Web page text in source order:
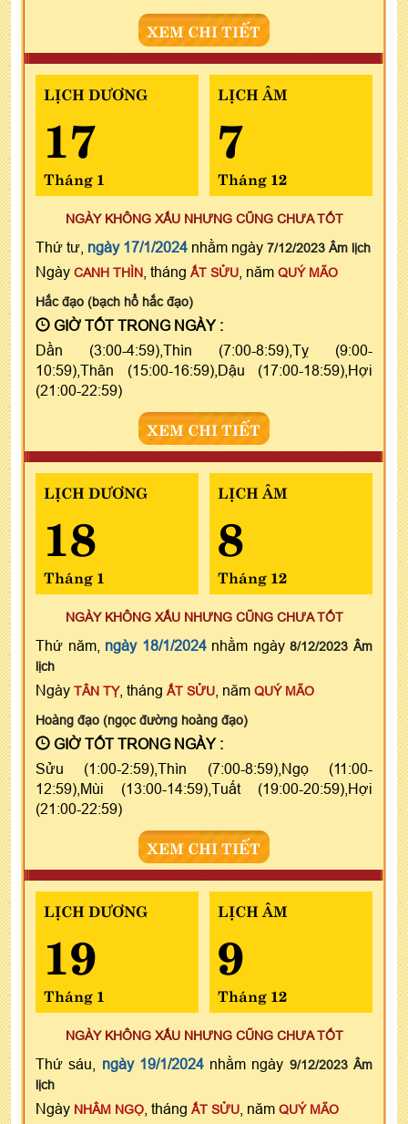
XEM CHI TIẾT
LỊCH DƯƠNG
17
Tháng 1
LỊCH ÂM
7
Tháng 12
NGÀY KHÔNG XẤU NHƯNG CŨNG CHƯA TỐT
Thứ tư, ngày 17/1/2024 nhằm ngày 7/12/2023 Âm lịch
Ngày CANH THÌN , tháng ẤT SỬU , năm QUÝ MÃO
Hắc đạo (bạch hổ hắc đạo)
GIỜ TỐT TRONG NGÀY :
Dần (3:00-4:59),Thìn (7:00-8:59),Tỵ (9:00-
10:59),Thân (15:00-16:59),Dậu (17:00-18:59),Hợi
(21:00-22:59)
XEM CHI TIẾT
LỊCH DƯƠNG
18
Tháng 1
LỊCH ÂM
8
Tháng 12
NGÀY KHÔNG XẤU NHƯNG CŨNG CHƯA TỐT
Thứ năm, ngày 18/1/2024nhằm ngày8/12/2023 Âm
lịch
Ngày TÂN TỴ, tháng ẤT SỬU , năm QUÝ MÃO
Hoàng đạo (ngọc đường hoàng đạo)
GIỜ TỐT TRONG NGÀY :
Sửu (1:00-2:59),Thìn (7:00-8:59),Ngọ (11:00-
12:59),Mùi (13:00-14:59),Tuất (19:00-20:59),Hợi
(21:00-22:59)
XEM CHI TIẾT
LỊCH DƯƠNG
19
Tháng 1
LỊCH ÂM
9
Tháng 12
NGÀY KHÔNG XẤU NHƯNG CŨNG CHƯA TỐT
Thứ sáu, ngày 19/1/2024nhằm ngày 9/12/2023 Âm
lịch
Ngày NHÂM NGỌ , tháng ẤT SỬU , năm QUÝ MÃO